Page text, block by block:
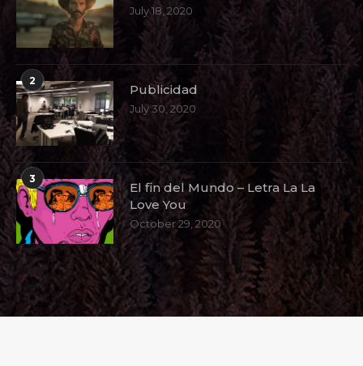
July 18, 2020
2
Publicidad
July 30, 2020
3
El fin del Mundo – Letra La La
Love You
October 29, 2020